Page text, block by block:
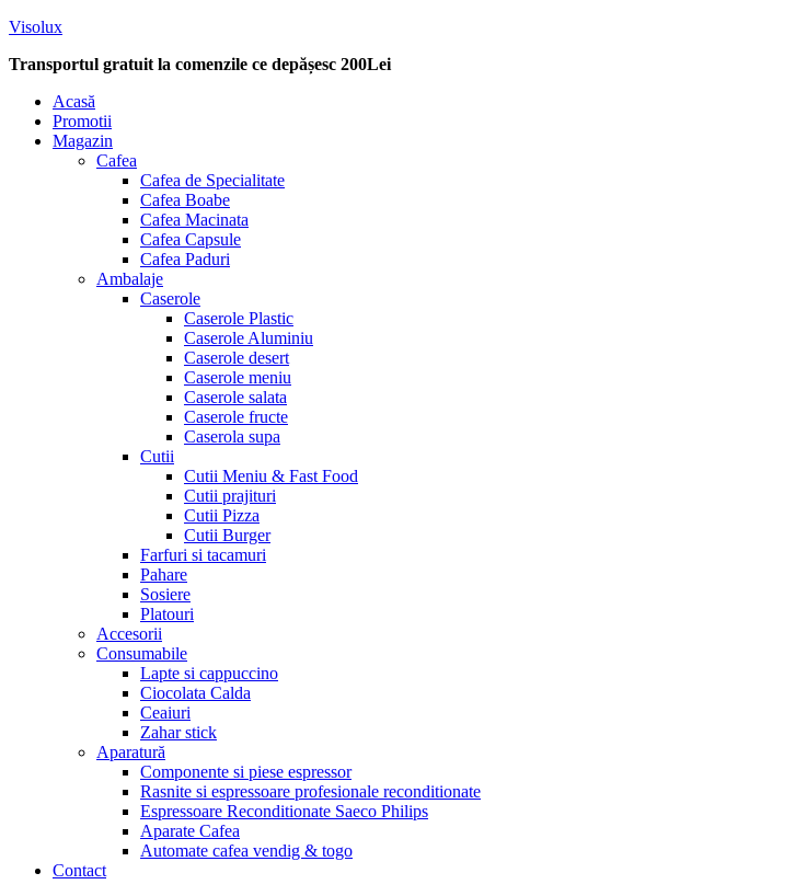
Visolux
Transportul gratuit la comenzile ce depășesc 200Lei
Menu
Acasă
Promotii
Magazin
Cafea
Cafea de Specialitate
Cafea Boabe
Cafea Macinata
Cafea Capsule
Cafea Paduri
Ambalaje
Caserole
Caserole Plastic
Caserole Aluminiu
Caserole desert
Caserole meniu
Caserole salata
Caserole fructe
Caserola supa
Cutii
Cutii Meniu & Fast Food
Cutii prajituri
Cutii Pizza
Cutii Burger
Farfuri si tacamuri
Pahare
Sosiere
Platouri
Accesorii
Consumabile
Lapte si cappuccino
Ciocolata Calda
Ceaiuri
Zahar stick
Aparatură
Componente si piese espressor
Rasnite si espressoare profesionale reconditionate
Espressoare Reconditionate Saeco Philips
Aparate Cafea
Automate cafea vendig & togo
Contact